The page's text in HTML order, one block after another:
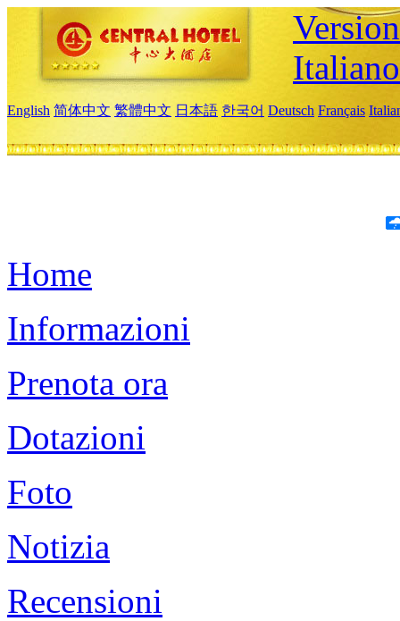
Italiano
English 简体中文 繁體中文 日本語 한국어 Deutsch Français
Home
Informazioni
Prenota ora
Dotazioni
Foto
Notizia
Recensioni